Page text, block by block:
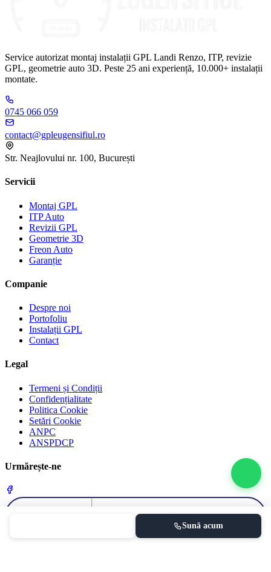
Service autorizat montaj instalații GPL Landi Renzo, ITP, revizie
GPL, geometrie auto 3D. Peste 25 ani experiență, 10.000+ instalații
montate.
0745 066 059
contact@gpleugensifiul.ro
Str. Neajlovului nr. 100, București
Servicii
Montaj GPL
ITP Auto
Revizii GPL
Geometrie 3D
Freon Auto
Garanție
Companie
Despre noi
Portofoliu
Instalații GPL
Contact
Legal
Termeni și Condiții
Confidențialitate
Politica Cookie
Setări Cookie
ANPC
ANSPDCP
Urmărește-ne
Sună acum